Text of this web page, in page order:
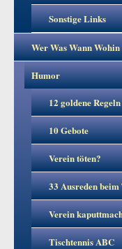
Sonstige Links
Wer Was Wann Wohin
Humor
12 goldene Regeln
10 Gebote
Verein töten?
33 Ausreden
Verein
Tischtennis ABC